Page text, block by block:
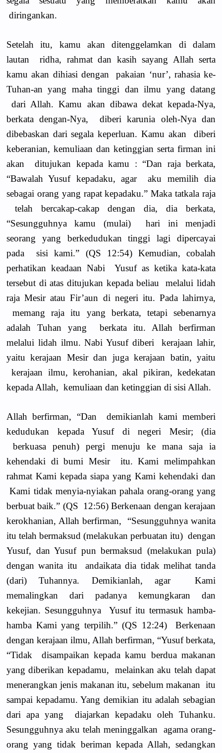
diringankan.
Setelah itu, kamu akan ditenggelamkan di dalam
lautan ridha, rahmat dan kasih sayang Allah serta
kamu akan dihiasi dengan pakaian ‘nur’, rahasia ke-
Tuhan-an yang maha tinggi dan ilmu yang datang
dari Allah. Kamu akan dibawa dekat kepada-Nya,
berkata dengan-Nya, diberi karunia oleh-Nya dan
dibebaskan dari segala keperluan. Kamu akan diberi
keberanian, kemuliaan dan ketinggian serta firman ini
akan ditujukan kepada kamu : “Dan raja berkata,
“Bawalah Yusuf kepadaku, agar aku memilih dia
sebagai orang yang rapat kepadaku.” Maka tatkala raja
telah bercakap-cakap dengan dia, dia berkata,
“Sesungguhnya kamu (mulai) hari ini menjadi
seorang yang berkedudukan tinggi lagi dipercayai
pada sisi kami.” (QS 12:54) Kemudian, cobalah
perhatikan keadaan Nabi Yusuf as ketika kata-kata
tersebut di atas ditujukan kepada beliau melalui lidah
raja Mesir atau Fir’aun di negeri itu. Pada lahirnya,
memang raja itu yang berkata, tetapi sebenarnya
adalah Tuhan yang berkata itu. Allah berfirman
melalui lidah ilmu. Nabi Yusuf diberi kerajaan lahir,
yaitu kerajaan Mesir dan juga kerajaan batin, yaitu
kerajaan ilmu, kerohanian, akal pikiran, kedekatan
kepada Allah, kemuliaan dan ketinggian di sisi Allah.
Allah berfirman, “Dan demikianlah kami memberi
kedudukan kepada Yusuf di negeri Mesir; (dia
berkuasa penuh) pergi menuju ke mana saja ia
kehendaki di bumi Mesir itu. Kami melimpahkan
rahmat Kami kepada siapa yang Kami kehendaki dan
Kami tidak menyia-nyiakan pahala orang-orang yang
berbuat baik.” (QS 12:56) Berkenaan dengan kerajaan
kerokhanian, Allah berfirman, “Sesungguhnya wanita
itu telah bermaksud (melakukan perbuatan itu) dengan
Yusuf, dan Yusuf pun bermaksud (melakukan pula)
dengan wanita itu andaikata dia tidak melihat tanda
(dari) Tuhannya. Demikianlah, agar Kami
memalingkan dari padanya kemungkaran dan
kekejian. Sesungguhnya Yusuf itu termasuk hamba-
hamba Kami yang terpilih.” (QS 12:24) Berkenaan
dengan kerajaan ilmu, Allah berfirman, “Yusuf berkata,
“Tidak disampaikan kepada kamu berdua makanan
yang diberikan kepadamu, melainkan aku telah dapat
menerangkan jenis makanan itu, sebelum makanan itu
sampai kepadamu. Yang demikian itu adalah sebagian
dari apa yang diajarkan kepadaku oleh Tuhanku.
Sesungguhnya aku telah meninggalkan agama orang-
orang yang tidak beriman kepada Allah, sedangkan